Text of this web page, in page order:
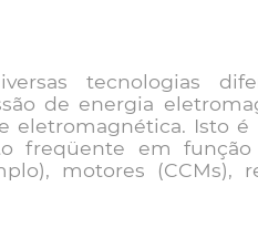
tecnologias
de energia
eletromagnética. Isto
freqüente em
motores (CCMs),